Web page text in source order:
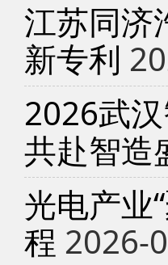
江苏同济
新专利
2026武
共赴智造
光电产业
程 2026-